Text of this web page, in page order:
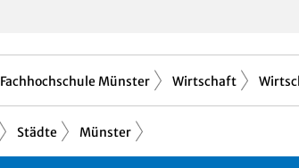
Fachhochschule Münster Wirtschaft
Städte Münster